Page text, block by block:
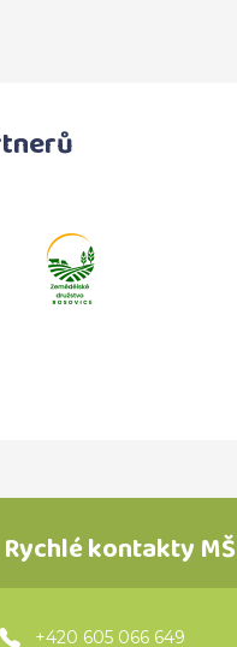
Rychlé kontakty MŠ
+420 605 066 649